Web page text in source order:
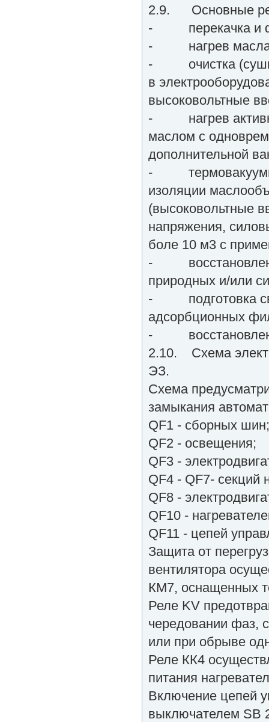
2.9. Основные
- перекачка и
- нагрев
- очистка (сушка
в
высоковольтные
- нагрев
маслом с
дополнительной
-
изоляции
(высоковольтные
напряжения,
боле 10 м3 с
-
природных и/или
- подготовка
адсорбционных
-
2.10. Схема
ЭЗ.
Схема
замыкания
QF1 - сборных шин;
QF2 - освещения;
QF3 -
QF4 - QF7- секций
QF8 -
QF10 -
QF11 - цепей
Защита от
вентилятора
КМ7, оснащенных
Реле KV
чередовании фаз,
или при обрыве
Реле КК4
питания
Включение цепей
выключателем SB